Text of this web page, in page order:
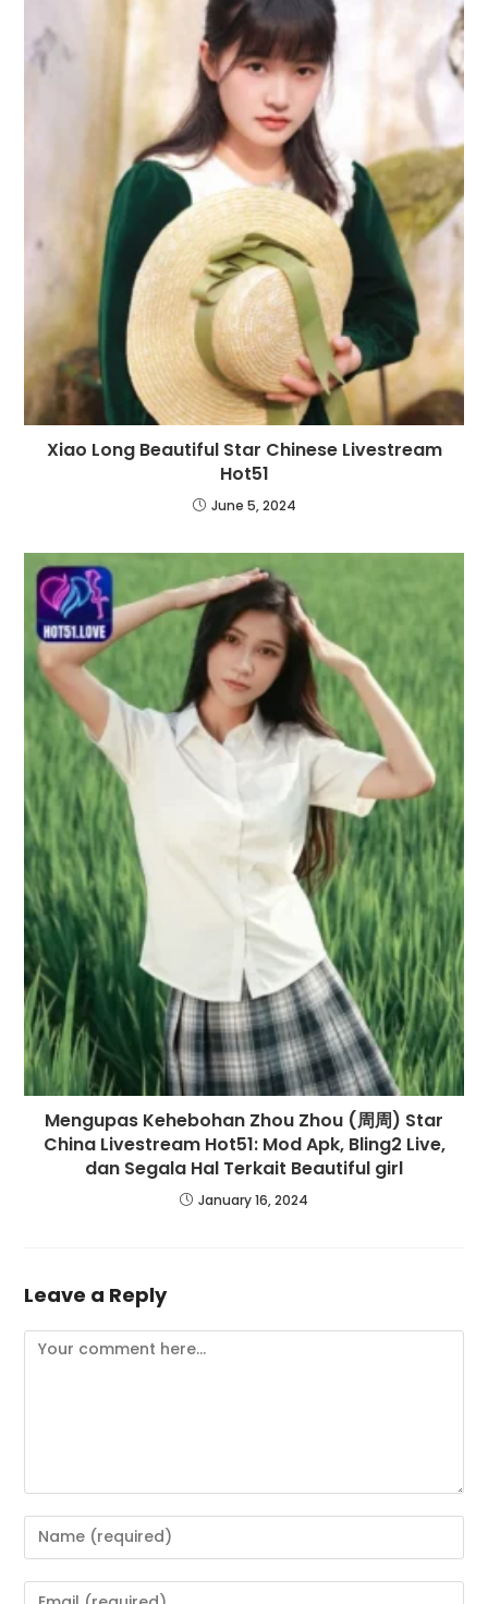
Xiao Long Beautiful Star Chinese Livestream
Hot51
June 5, 2024
Mengupas Kehebohan Zhou Zhou (周周) Star
China Livestream Hot51: Mod Apk, Bling2 Live,
dan Segala Hal Terkait Beautiful girl
January 16, 2024
Leave a Reply